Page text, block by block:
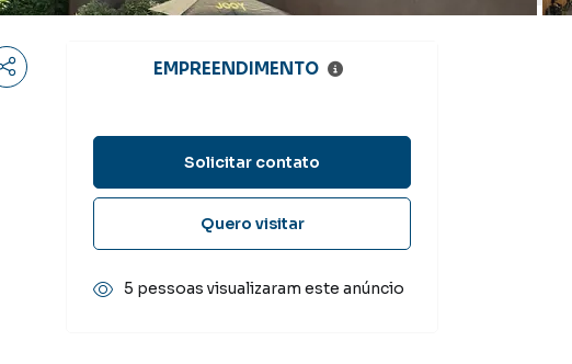
EMPREENDIMENTO
Solicitar contato
Quero visitar
5 pessoas visualizaram este anúncio